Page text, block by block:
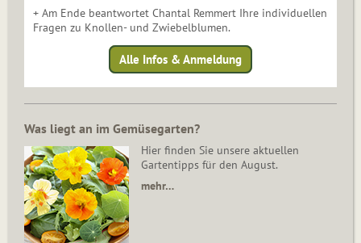
+ Am Ende beantwortet Chantal Remmert Ihre individuellen
Fragen zu Knollen- und Zwiebelblumen.
Alle Infos & Anmeldung
Was liegt an im Gemüsegarten?
Hier finden Sie unsere aktuellen
Gartentipps für den August.
mehr…